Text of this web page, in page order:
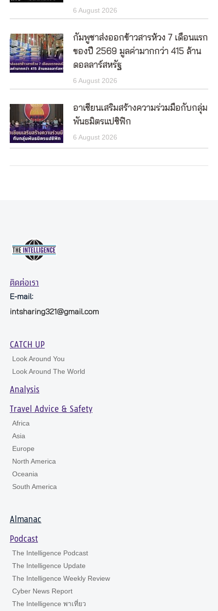
6 August 2026
กัมพูชาส่งออกข้าวสารห้วง 7 เดือนแรก
ของปี 2569 มูลค่ามากกว่า 415 ล้าน
ดอลลาร์สหรัฐ
6 August 2026
อาเซียนเสริมสร้างความร่วมมือกับกลุ่ม
พันธมิตรแปซิฟิก
6 August 2026
ติดต่อเรา
E-mail:
intsharing321@gmail.com
CATCH UP
Look Around You
Look Around The World
Analysis
Travel Advice & Safety
Africa
Asia
Europe
North America
Oceania
South America
Almanac
Podcast
The Intelligence Podcast
The Intelligence Update
The Intelligence Weekly Review
Cyber News Report
The Intelligence พาเที่ยว